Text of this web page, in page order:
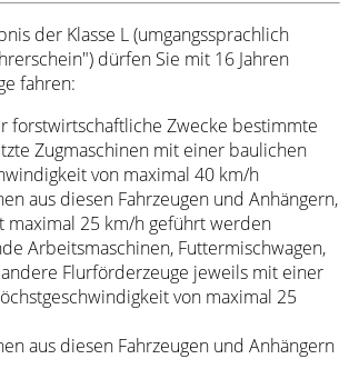
der Klasse L (umgangssprachlich
dürfen Sie mit 16 Jahren
fahren:
forstwirtschaftliche Zwecke bestimmte
Zugmaschinen mit einer baulichen
von maximal 40 km/h
aus diesen Fahrzeugen und Anhängern,
maximal 25 km/h geführt werden
Arbeitsmaschinen, Futtermischwagen,
Flurförderzeuge jeweils mit einer
von maximal 25
aus diesen Fahrzeugen und Anhängern